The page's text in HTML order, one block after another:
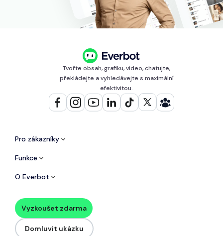
Tvořte obsah, grafiku, video, chatujte,
překládejte a vyhledávejte s maximální
efektivitou.
Pro zákazníky
Funkce
O Everbot
Vyzkoušet zdarma
Domluvit ukázku